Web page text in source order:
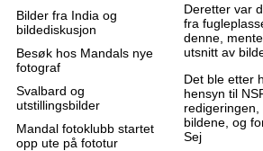
Bilder fra India og
bildediskusjon
Besøk hos Mandals nye
fotograf
Svalbard og
utstillingsbilder
Mandal fotoklubb startet
opp ute på fototur
Deretter var
fra
denne,
utsnitt av
Det ble etter
hensyn til
bildene, og
Sej